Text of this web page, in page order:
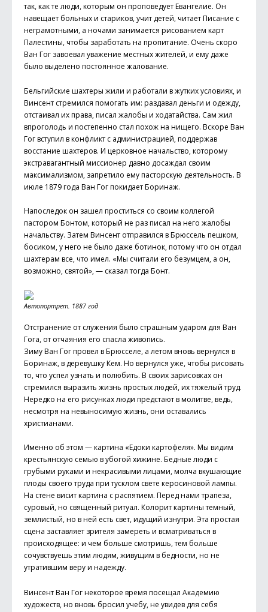
так, как те люди, которым он проповедует Евангелие. Он
навещает больных и стариков, учит детей, читает Писание с
неграмотными, а ночами занимается рисованием карт
Палестины, чтобы заработать на пропитание. Очень скоро
Ван Гог завоевал уважение местных жителей, и ему даже
было выделено постоянное жалование.
Бельгийские шахтеры жили и работали в жутких условиях, и
Винсент стремился помогать им: раздавал деньги и одежду,
отстаивал их права, писал жалобы и ходатайства. Сам жил
впроголодь и постепенно стал похож на нищего. Вскоре Ван
Гог вступил в конфликт с администрацией, поддержав
восстание шахтеров. И церковное начальство, которому
экстравагантный миссионер давно досаждал своим
максимализмом, запретило ему пасторскую деятельность. В
июле 1879 года Ван Гог покидает Боринаж.
Напоследок он зашел проститься со своим коллегой
пастором Бонтом, который не раз писал на него жалобы
начальству. Затем Винсент отправился в Брюссель пешком,
босиком, у него не было даже ботинок, потому что он отдал
шахтерам все, что имел. «Мы считали его безумцем, а он,
возможно, святой», — сказал тогда Бонт.
Автопортрет. 1887 год
Отстранение от служения было страшным ударом для Ван
Гога, от отчаяния его спасла живопись.
Зиму Ван Гог провел в Брюсселе, а летом вновь вернулся в
Боринаж, в деревушку Кем. Но вернулся уже, чтобы рисовать
то, что успел узнать и полюбить. В своих зарисовках он
стремился выразить жизнь простых людей, их тяжелый труд.
Нередко на его рисунках люди предстают в молитве, ведь,
несмотря на невыносимую жизнь, они оставались
христианами.
Именно об этом — картина «Едоки картофеля». Мы видим
крестьянскую семью в убогой хижине. Бедные люди с
грубыми руками и некрасивыми лицами, молча вкушающие
плоды своего труда при тусклом свете керосиновой лампы.
На стене висит картина с распятием. Перед нами трапеза,
суровый, но священный ритуал. Колорит картины темный,
землистый, но в ней есть свет, идущий изнутри. Эта простая
сцена заставляет зрителя замереть и всматриваться в
происходящее: и чем больше смотришь, тем больше
сочувствуешь этим людям, живущим в бедности, но не
утратившим веру и надежду.
Винсент Ван Гог некоторое время посещал Академию
художеств, но вновь бросил учебу, не увидев для себя